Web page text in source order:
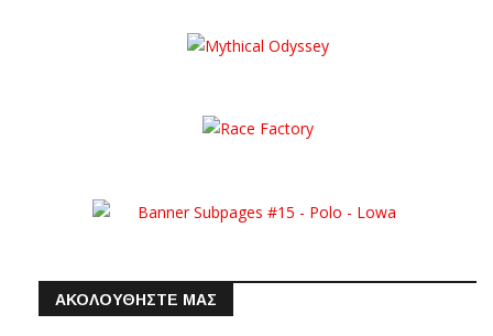
ΑΚΟΛΟΥΘΗΣΤΕ ΜΑΣ